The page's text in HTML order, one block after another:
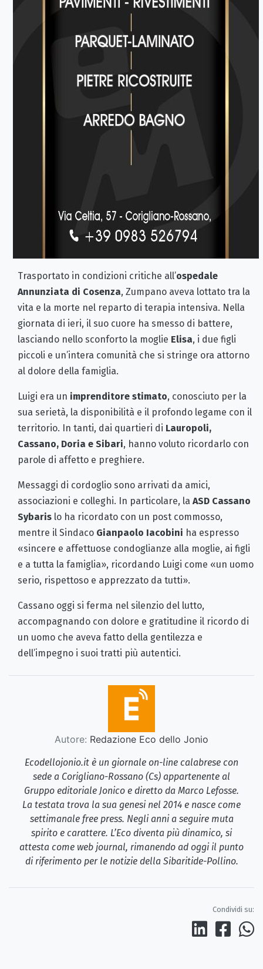
Trasportato in condizioni critiche all’ospedale
Annunziata di Cosenza, Zumpano aveva lottato tra la
vita e la morte nel reparto di terapia intensiva. Nella
giornata di ieri, il suo cuore ha smesso di battere,
lasciando nello sconforto la moglie Elisa, i due figli
piccoli e un’intera comunità che si stringe ora attorno
al dolore della famiglia.
Luigi era un imprenditore stimato, conosciuto per la
sua serietà, la disponibilità e il profondo legame con il
territorio. In tanti, dai quartieri di Lauropoli,
Cassano, Doria e Sibari, hanno voluto ricordarlo con
parole di affetto e preghiere.
Messaggi di cordoglio sono arrivati da amici,
associazioni e colleghi. In particolare, la ASD Cassano
Sybaris lo ha ricordato con un post commosso,
mentre il Sindaco Gianpaolo Iacobini ha espresso
«sincere e affettuose condoglianze alla moglie, ai figli
e a tutta la famiglia», ricordando Luigi come «un uomo
serio, rispettoso e apprezzato da tutti».
Cassano oggi si ferma nel silenzio del lutto,
accompagnando con dolore e gratitudine il ricordo di
un uomo che aveva fatto della gentilezza e
dell’impegno i suoi tratti più autentici.
Autore: Redazione Eco dello Jonio
Ecodellojonio.it è un giornale on-line calabrese con
sede a Corigliano-Rossano (Cs) appartenente al
Gruppo editoriale Jonico e diretto da Marco Lefosse.
La testata trova la sua genesi nel 2014 e nasce come
settimanale free press. Negli anni a seguire muta
spirito e carattere. L’Eco diventa più dinamico, si
attesta come web journal, rimanendo ad oggi il punto
di riferimento per le notizie della Sibaritide-Pollino.
Condividi su: